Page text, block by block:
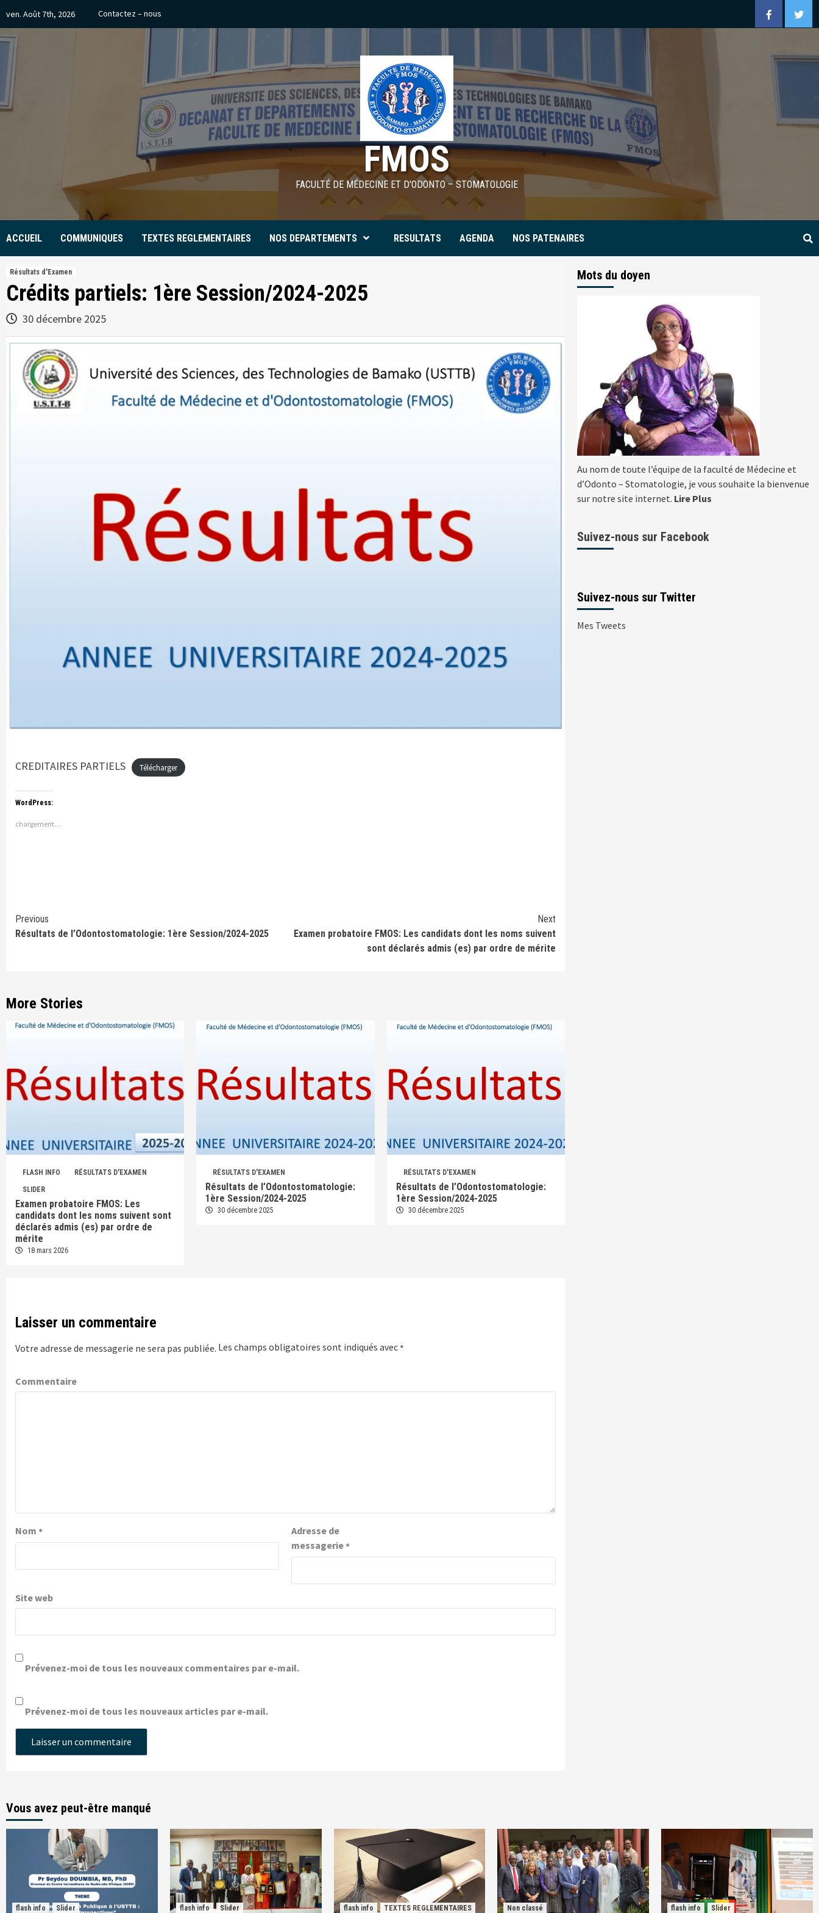
content
ven. Août 7th, 2026 Contactez – nous Facebook
FMOS
FACULTÉ DE MÉDECINE ET D'ODONTO – STOMATOLOGIE
ACCUEIL COMMUNIQUES TEXTES REGLEMENTAIRES NOS DEPARTEMENTS RESULTATS AGENDA NOS PATENAIRES
Résultats d'Examen
Crédits partiels: 1ère Session/2024-2025
30 décembre 2025
CREDITAIRES PARTIELS Télécharger
WordPress:
chargement…
Continue
Reading
Previous
Résultats de l’Odontostomatologie: 1ère Session/2024-2025
Next
Examen probatoire FMOS: Les candidats dont les noms suivent
sont déclarés admis (es) par ordre de mérite
More Stories
FLASH INFO
RÉSULTATS D'EXAMEN
SLIDER
Examen probatoire FMOS: Les
candidats dont les noms suivent sont
déclarés admis (es) par ordre de
mérite
18 mars 2026
RÉSULTATS D'EXAMEN
Résultats de l’Odontostomatologie:
1ère Session/2024-2025
30 décembre 2025
RÉSULTATS D'EXAMEN
Résultats de l’Odontostomatologie:
1ère Session/2024-2025
30 décembre 2025
Laisser un commentaire
Votre adresse de messagerie ne sera pas publiée. Les champs obligatoires sont indiqués avec *
Commentaire
Nom *
Adresse de
messagerie*
Site web
Prévenez-moi de tous les nouveaux commentaires par e-mail.
Prévenez-moi de tous les nouveaux articles par e-mail.
Mots du doyen
Au nom de toute l’équipe de la faculté de Médecine et
d’Odonto – Stomatologie, je vous souhaite la bienvenue
sur notre site internet. Lire Plus
Suivez-nous sur Facebook
Suivez-nous sur Twitter
Mes Tweets
Vous avez peut-être manqué
flash info Slider flash info Slider flash info TEXTES REGLEMENTAIRES Non classé flash info Slider